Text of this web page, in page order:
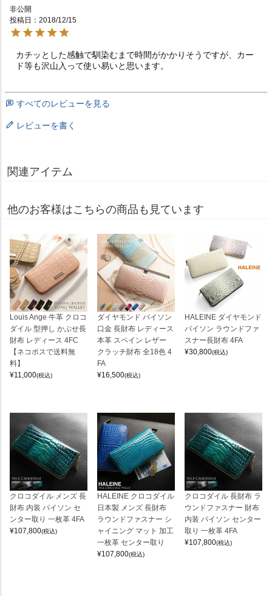
非公開
投稿日
2018/12/15
カチッとした感触で馴染むまで時間がかかりそうですが、カー
ド等も沢山入って使い易いと思います。
すべてのレビューを見る
レビューを書く
関連アイテム
他のお客様はこちらの商品も見ています
Louis Ange 牛革 クロコ
ダイル 型押し かぶせ長
財布 レディース 4FC
【ネコポスで送料無
料】
¥11,000(税込)
ダイヤモンド パイソン
口金 長財布 レディース
本革 スペイン レザー
クラッチ財布 全18色 4
FA
¥16,500(税込)
HALEINE ダイヤモンド
パイソン ラウンドファ
スナー長財布 4FA
¥30,800(税込)
クロコダイル メンズ 長
財布 内装 パイソン セ
ンター取り 一枚革 4FA
¥107,800(税込)
HALEINE クロコダイル
日本製 メンズ 長財布
ラウンドファスナー シ
ャイニング マット 加工
一枚革 センター取り
¥107,800(税込)
クロコダイル 長財布 ラ
ウンドファスナー 財布
内装 パイソン センター
取り 一枚革 4FA
¥107,800(税込)